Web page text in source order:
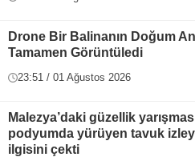
Drone Bir Balinanın Doğum
Tamamen Görüntüledi
23:51 / 01 Ağustos 2026
Malezya’daki güzellik
podyumda yürüyen tavuk
ilgisini çekti